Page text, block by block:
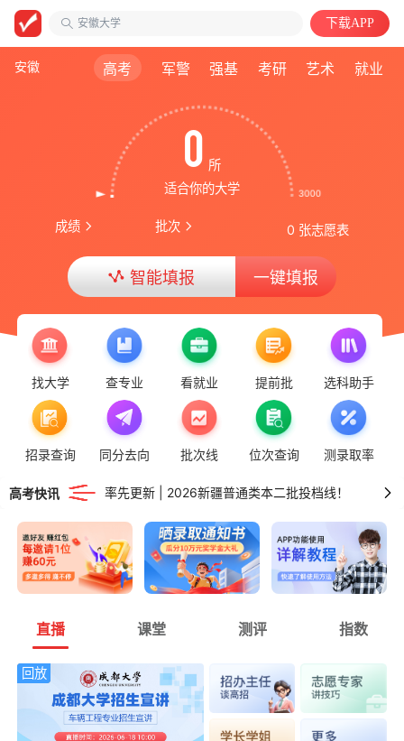
计算机类
下载APP
安徽 高考 军警 强基 考研 艺术 就业
0 所
适合你的大学
成绩 批次 0 张志愿表
智能填报 一键填报
找大学 查专业 看就业 提前批 选科助手
招录查询 同分去向 批次线 位次查询 测录取率
高考快讯
率先更新 | 2026重庆普通类专科投档线！
高考版关闭 | 非高三用户可正常进行智能填报！
率先更新 | 2026湖南普通类专科投档线！
率先更新 | 2026广东普通类专科投档线！
直播 课堂 测评 指数
回放